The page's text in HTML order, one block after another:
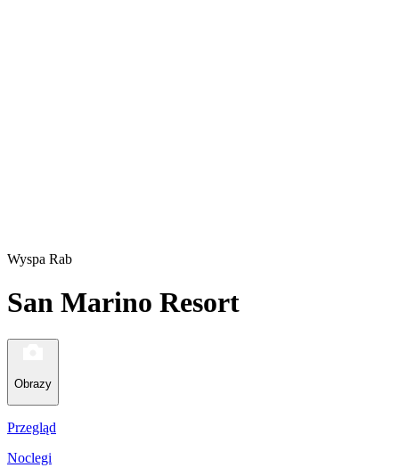
Wyspa Rab
San Marino Resort
Obrazy
Przegląd
Noclegi